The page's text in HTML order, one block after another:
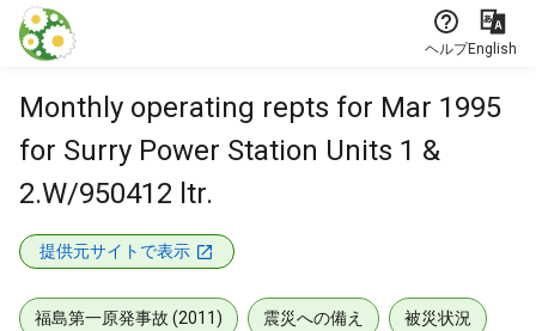
本文に飛ぶ
ヘルプEnglish
Monthly operating repts for Mar 1995
for Surry Power Station Units 1 &
2.W/950412 ltr.
提供元サイトで表示
福島第一原発事故 (2011) 震災への備え 被災状況